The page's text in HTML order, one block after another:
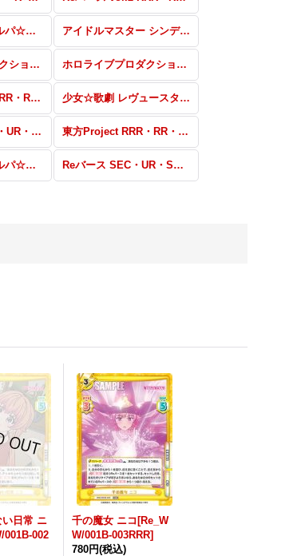
BanG Dream! ガルパ☆ピコ 〜大盛り〜 RRR・RR・R・C・Re アイドルマスター シンデレラガールズ劇場 SP・IR・C+・Re+・P
ホロライブプロダクション SP・SNP ホロライブプロダクション R+・C+・ReR+・ReC+・BP
アズールレーン RRR・RR・R・C・ReR・ReC 少女☆歌劇 レヴュースタァライト -Re LIVE- SP・R+・C+・ReR+・ReC+
東方Project SEC・UR・SP・SR+・SR 東方Project RRR・RR・R・C・ReR・ReC
BanG Dream! ガルパ☆ピコ RRR・RR・R・C・ReR・ReC Reバース SEC・UR・SP+・SR+・SR
日常 ニ
001B-002
千の魔女 ニコ[Re_W
W/001B-003RRR]
780円(税込)